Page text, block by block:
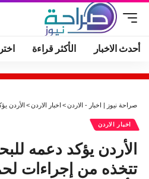
أحدث الاخبار الأكثر قراءة
صراحة نيوز | اخبار - الاردن> اخبار الاردن> الأردن
اخبار الاردن
الأردن يؤكد دعمه
تتخذه من إجراءات